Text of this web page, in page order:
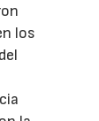
los